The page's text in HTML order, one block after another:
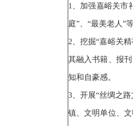
1、加强嘉峪关市
庭”、“最美老人”
2、挖掘“嘉峪关
其融入书籍、报
知和自豪感。
3、开展“丝绸之
镇、文明单位、